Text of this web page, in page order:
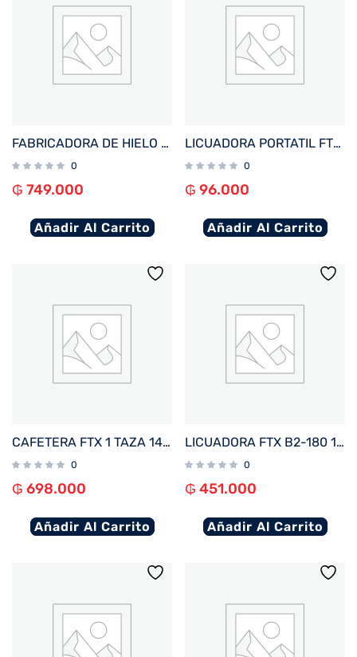
FABRICADORA DE HIELO FTX 100W 220V 1.5L/15KG BLANCO IM-06
0
₲ 749.000
Añadir Al Carrito
LICUADORA PORTATIL FTX 25W RECARGABLE 3 FUNCIONES VERDE PB-GR
0
₲ 96.000
Añadir Al Carrito
CAFETERA FTX 1 TAZA 1400W 220V ESPRES/CAPP/NPS/DG/20BAR NEGRO C2-07
0
₲ 698.000
Añadir Al Carrito
LICUADORA FTX B2-180 1.8L 1200W 220V JARRA VIDRIO ACERO INOXIDABLE
0
₲ 451.000
Añadir Al Carrito